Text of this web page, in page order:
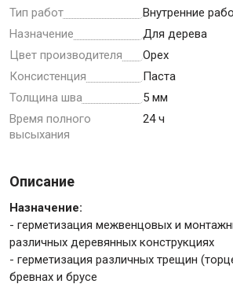
Тип работ
Внутренние
Назначение
Для дерева
Цвет производителя
Орех
Консистенция
Паста
Толщина шва
5 мм
Время полного
высыхания
24 ч
Описание
Назначение:
- герметизация межвенцовых и
различных деревянных конструкциях
- герметизация различных трещин
бревнах и брусе
Анкеры
Монтажные ленты
Канаты, шнуры
Товары для бани и сауны
Оборудование для клининга и